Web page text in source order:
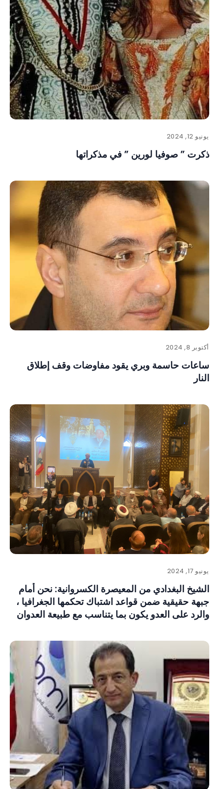
يونيو 12, 2024
ذكرت ” صوفيا لورين ” في مذكراتها
أكتوبر 8, 2024
ساعات حاسمة وبري يقود مفاوضات وقف إطلاق
النار
يونيو 17, 2024
الشيخ البغدادي من المعيصرة الكسروانية: نحن أمام
جبهة حقيقية ضمن قواعد اشتباك تحكمها الجغرافيا ،
والرد على العدو يكون بما يتناسب مع طبيعة العدوان